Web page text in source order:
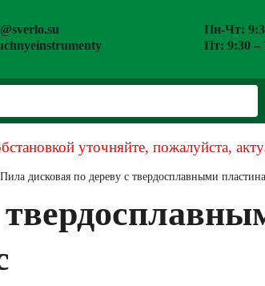
Пн-Чт:
Пт: 9:30 –
уточняйте, пожалуйста,
Пила дисковая по дереву с твердосплавными